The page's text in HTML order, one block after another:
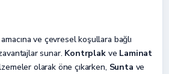
ve çevresel koşullara bağlı
sunar. Kontrplakve Laminat
olarak öne çıkarken, Sunta ve